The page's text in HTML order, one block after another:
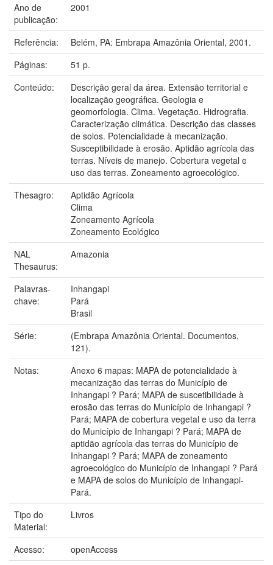
Ano de
publicação:
2001
Referência:
Belém, PA: Embrapa Amazônia Oriental, 2001.
Páginas:
51 p.
Conteúdo:
Descrição geral da área. Extensão territorial e
localização geográfica. Geologia e
geomorfologia. Clima. Vegetação. Hidrografia.
Caracterização climática. Descrição das classes
de solos. Potencialidade à mecanização.
Susceptibilidade à erosão. Aptidão agrícola das
terras. Níveis de manejo. Cobertura vegetal e
uso das terras. Zoneamento agroecológico.
Thesagro:
Aptidão Agrícola
Clima
Zoneamento Agrícola
Zoneamento Ecológico
NAL
Thesaurus:
Amazonia
Palavras-
chave:
Inhangapi
Pará
Brasil
Série:
(Embrapa Amazônia Oriental. Documentos,
121).
Notas:
Anexo 6 mapas: MAPA de potencialidade à
mecanização das terras do Município de
Inhangapi ? Pará; MAPA de suscetibilidade à
erosão das terras do Município de Inhangapi ?
Pará; MAPA de cobertura vegetal e uso da terra
do Município de Inhangapi ? Pará; MAPA de
aptidão agrícola das terras do Município de
Inhangapi ? Pará; MAPA de zoneamento
agroecológico do Município de Inhangapi ? Pará
e MAPA de solos do Município de Inhangapi-
Pará.
Tipo do
Material:
Livros
Acesso:
openAccess